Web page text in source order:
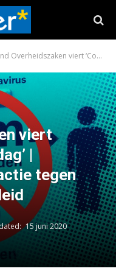
viert ‘Coronabevrijdingsdag’ | Aansprakelijkheidsactie tegen Rutte om coronabeleid
viert
|
tegen
15 juni 2020